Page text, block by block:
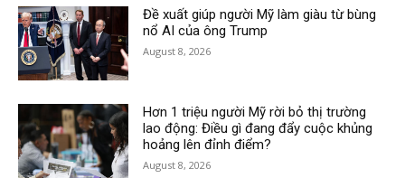
Đề xuất giúp người Mỹ làm giàu từ bùng
nổ AI của ông Trump
August 8, 2026
Hơn 1 triệu người Mỹ rời bỏ thị trường
lao động: Điều gì đang đẩy cuộc khủng
hoảng lên đỉnh điểm?
August 8, 2026